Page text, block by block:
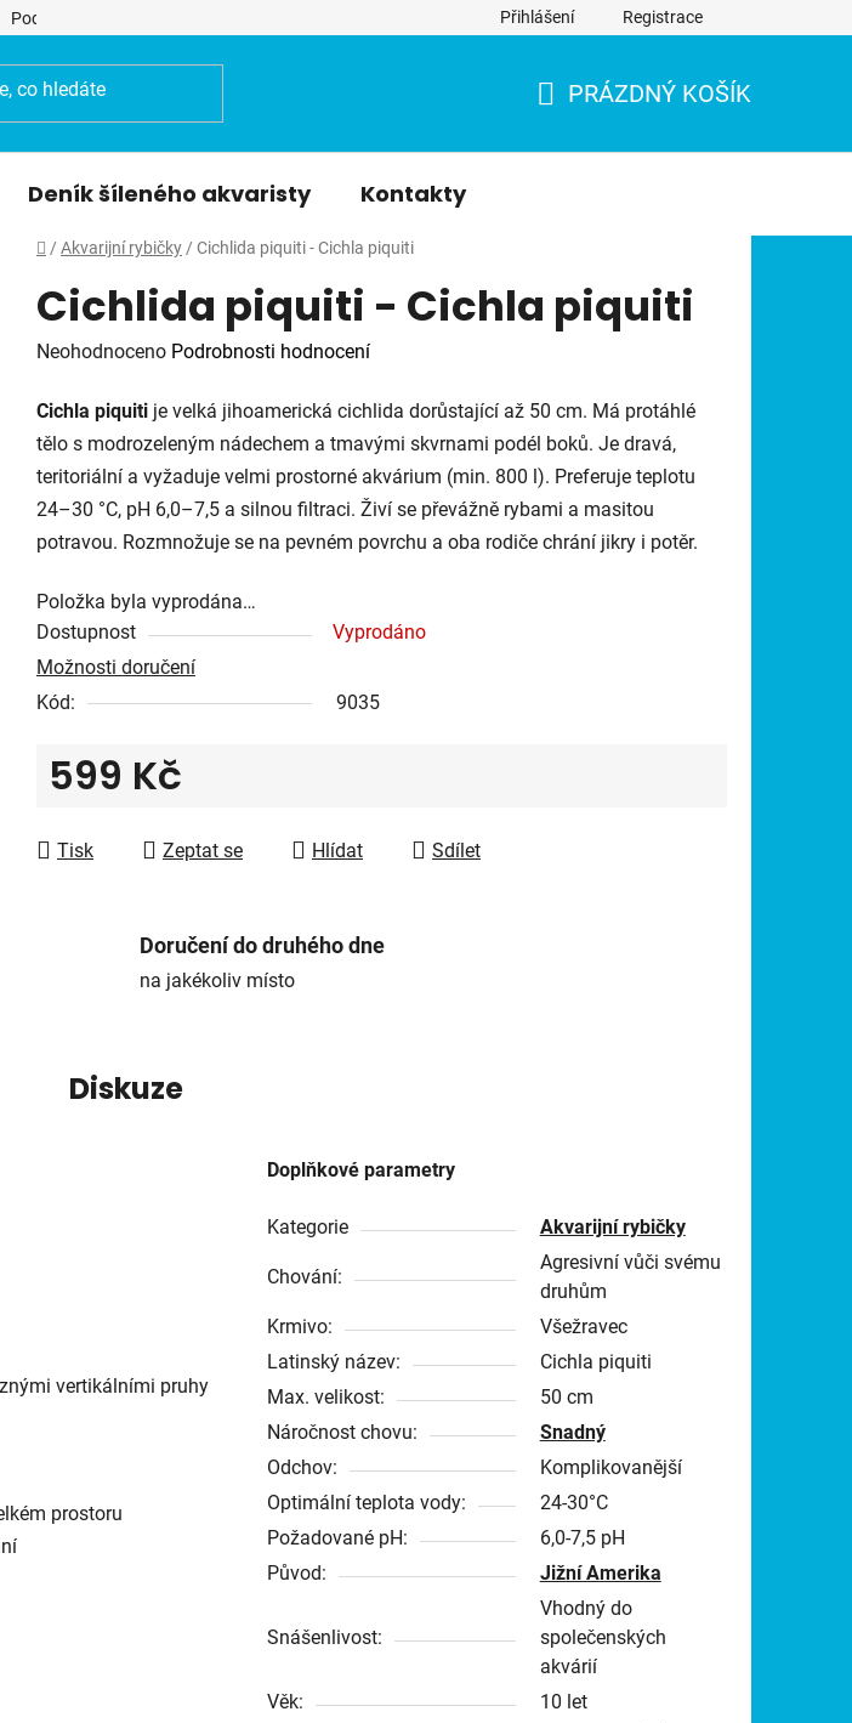
Podmínky ochrany osobních údajů Přihlášení Registrace
PRÁZDNÝ KOŠÍK
Deník šíleného akvaristy Kontakty
Domů
/ Akvarijní rybičky / Cichlida piquiti - Cichla piquiti
Cichlida piquiti - Cichla piquiti
Průměrné
produktu
je
0,0
z
5
Neohodnoceno Podrobnosti hodnocení
Cichla piquiti je velká jihoamerická cichlida dorůstající až 50 cm. Má protáhlé
tělo s modrozeleným nádechem a tmavými skvrnami podél boků. Je dravá,
teritoriální a vyžaduje velmi prostorné akvárium (min. 800 l). Preferuje teplotu
24–30 °C, pH 6,0–7,5 a silnou filtraci. Živí se převážně rybami a masitou
potravou. Rozmnožuje se na pevném povrchu a oba rodiče chrání jikry i potěr.
Položka byla vyprodána…
Dostupnost
Vyprodáno
Možnosti doručení
Kód:
9035
599 Kč
Tisk
Zeptat se Hlídat Sdílet
Doručení do druhého dne
na jakékoliv místo
Diskuze
vertikálními pruhy
prostoru
Doplňkové parametry
Kategorie Akvarijní rybičky
Chování:
Agresivní vůči svému
druhům
Krmivo:
Všežravec
Latinský název:
Cichla piquiti
Max. velikost:
50 cm
Náročnost chovu:
Snadný
Odchov:
Komplikovanější
Optimální teplota vody:
24-30°C
Požadované pH:
6,0-7,5 pH
Původ:
Jižní Amerika
Snášenlivost:
Vhodný do
společenských
akvárií
Věk:
10 let